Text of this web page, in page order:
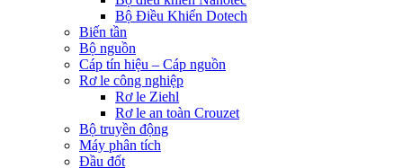
Bộ Điều Khiển Dotech
Biến tần
Bộ nguồn
Cáp tín hiệu – Cáp nguồn
Rơ le công nghiệp
Rơ le Ziehl
Rơ le an toàn Crouzet
Bộ truyền động
Máy phân tích
Đầu đốt